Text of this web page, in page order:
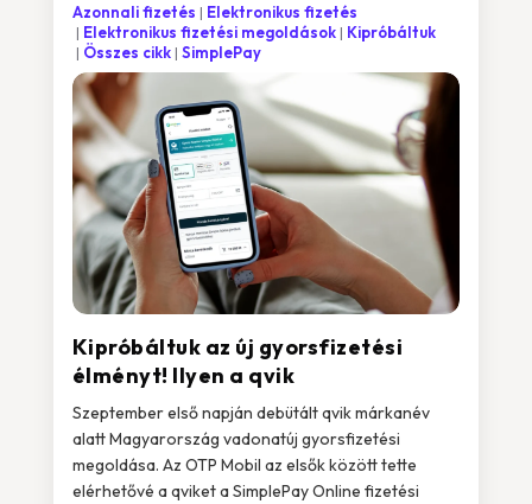
Kipróbáltuk az új gyorsfizetési
élményt! Ilyen a qvik
Azonnali fizetés
Elektronikus fizetés
Elektronikus fizetési megoldások
Kipróbáltuk
Összes cikk SimplePay
Szeptember első napján debütált qvik márkanév
alatt Magyarország vadonatúj gyorsfizetési
megoldása. Az OTP Mobil az elsők között tette
elérhetővé a qviket a SimplePay Online fizetési